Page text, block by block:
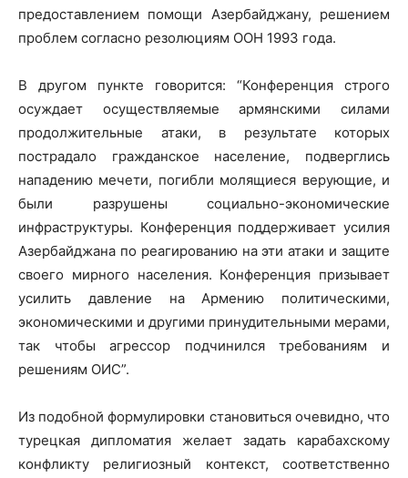
предоставлением помощи Азербайджану, решением
проблем согласно резолюциям ООН 1993 года.
В другом пункте говорится: “Конференция строго
осуждает осуществляемые армянскими силами
продолжительные атаки, в результате которых
пострадало гражданское население, подверглись
нападению мечети, погибли молящиеся верующие, и
были разрушены социально-экономические
инфраструктуры. Конференция поддерживает усилия
Азербайджана по реагированию на эти атаки и защите
своего мирного населения. Конференция призывает
усилить давление на Армению политическими,
экономическими и другими принудительными мерами,
так чтобы агрессор подчинился требованиям и
решениям ОИС”.
Из подобной формулировки становиться очевидно, что
турецкая дипломатия желает задать карабахскому
конфликту религиозный контекст, соответственно